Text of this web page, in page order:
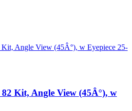
Kit, Angle View (45Â°), w